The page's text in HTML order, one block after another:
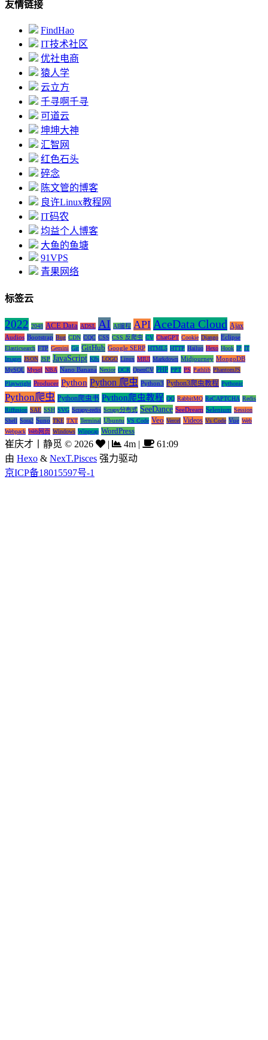
友情链接
FindHao
IT技术社区
优社电商
猿人学
云立方
千寻啊千寻
可道云
坤坤大神
汇智网
红色石头
碎念
陈文管的博客
良许Linux教程网
IT码农
均益个人博客
大鱼的鱼塘
91VPS
青果网络
标签云
2022 2048 ACE Data ADSL AI AI编程 API AceData Cloud Ajax
Audios Bootstrap Bug CDN CQC CSS CSS 反爬虫 CV ChatGPT Cookie Django Eclipse
Elasticsearch FTP Gemini Git GitHub Google SERP HTML5 HTTP Hailuo Hexo Hook IP IT
Images JSON JSP JavaScript K8s LOGO Linux MIUI Markdown Midjourney MongoDB
MySQL Mysql NBA Nano Banana Nexior OCR OpenCV PHP PPT PS Pathlib PhantomJS
Playwright Producer Python Python 爬虫 Python3 Python3爬虫教程 Pythonic
Python爬虫 Python爬虫书 Python爬虫教程 QQ RabbitMQ ReCAPTCHA Redis
Riffusion SAE SSH SVG Scrapy-redis Scrapy分布式 SeeDance SeeDream Selenium Session
Shell Sora2 Suno TKE TXT Terminal Ubuntu VS Code Veo Vercel Videos Vs Code Vue Web
Webpack Web网页 Windows Winpcap WordPress
崔庆才丨静觅 © 2026 | 4m |
61:09
由 Hexo & NexT.Pisces 强力驱动
京ICP备18015597号-1